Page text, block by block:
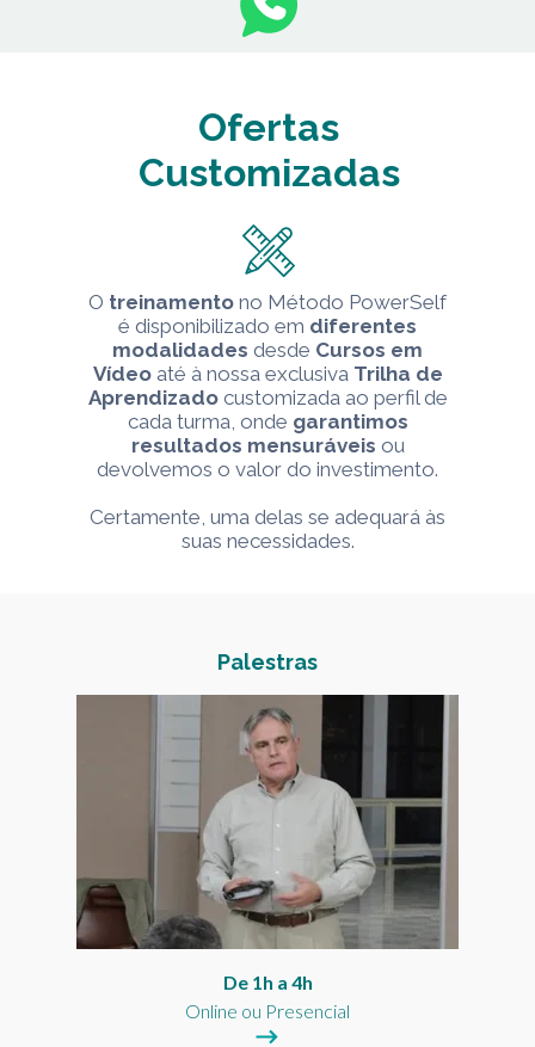
Ofertas
Customizadas
O treinamentono Método PowerSelf
é disponibilizado em diferentes
modalidades desde Cursos em
Vídeoaté à nossa exclusiva Trilha de
Aprendizadocustomizada ao perfil de
cada turma, onde garantimos
resultados mensuráveis ou
devolvemos o valor do investimento.
Certamente, uma delas se adequará às
suas necessidades.
Palestras
De 1h a 4h
Online ou Presencial